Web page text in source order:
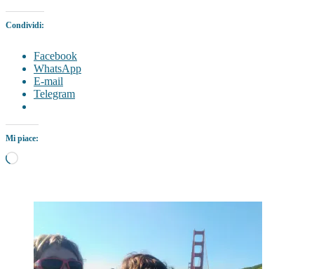
Condividi:
Facebook
WhatsApp
E-mail
Telegram
Mi piace:
Caricamento